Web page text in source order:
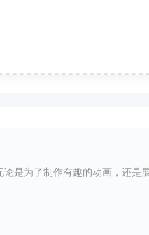
是为了制作有趣的动画，还